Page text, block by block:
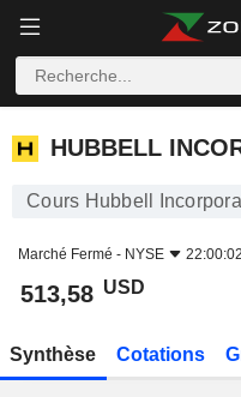
HUBBELL
HUBBELL
Cours Hubbell
Marché Fermé - NYSE
513,58 USD
Synthèse Cotations